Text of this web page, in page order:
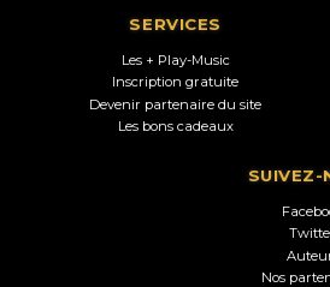
SERVICES
Les + Play-Music
Inscription gratuite
Devenir partenaire du site
Les bons cadeaux
SUIVEZ-
Nos